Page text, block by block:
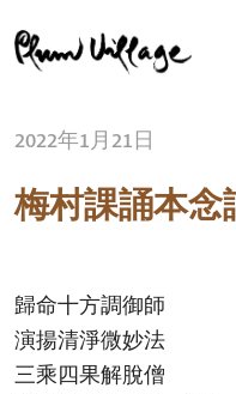
to
content
for:
2022年1月21日
梅村課誦本念
歸命十方調御師
演揚清淨微妙法
三乘四果解脫僧